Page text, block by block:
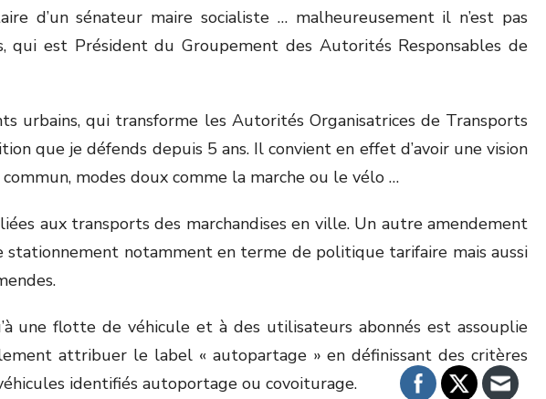
d’un sénateur maire socialiste … malheureusement il n’est pas
qui est Président du Groupement des Autorités Responsables de
urbains, qui transforme les Autorités Organisatrices de Transports
que je défends depuis 5 ans. Il convient en effet d’avoir une vision
modes doux comme la marche ou le vélo …
aux transports des marchandises en ville. Un autre amendement
notamment en terme de politique tarifaire mais aussi
une flotte de véhicule et à des utilisateurs abonnés est assouplie
attribuer le label « autopartage » en définissant des critères
identifiés autoportage ou covoiturage.